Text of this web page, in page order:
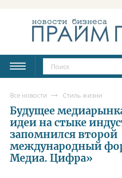
Все новости Стиль жизни
Будущее
идеи на стыке
запомнился второй
международный
Медиа. Цифра»